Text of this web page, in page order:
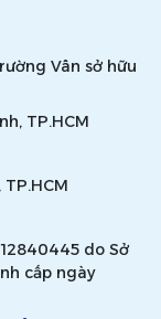
Vân sở hữu
TP.HCM
do Sở
cấp ngày